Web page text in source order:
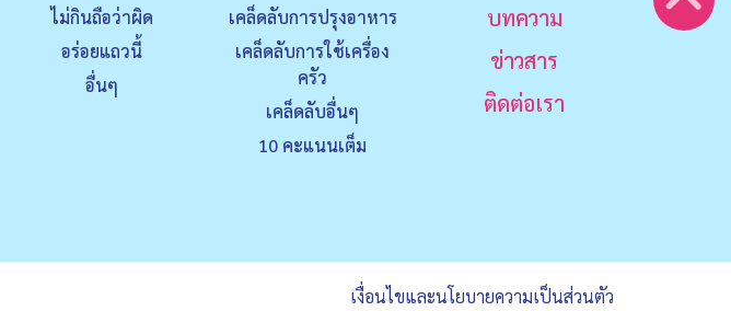
ไม่กินถือว่าผิด
อร่อยแถวนี้
อื่นๆ
เคล็ดลับการปรุงอาหาร
เคล็ดลับการใช้เครื่อง
ครัว
เคล็ดลับอื่นๆ
10 คะแนนเต็ม
บทความ
ข่าวสาร
ติดต่อเรา
เงื่อนไขและนโยบายความเป็นส่วนตัว